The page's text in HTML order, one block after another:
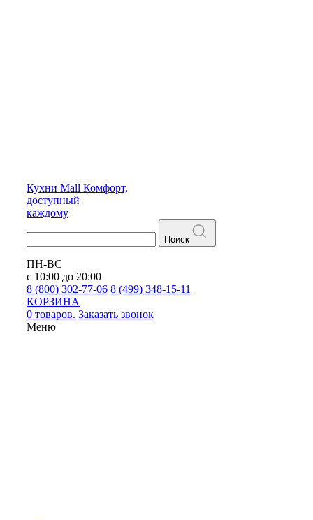
Кухни Mall Комфорт,
доступный
каждому
Поиск
ПН-ВС
с 10:00 до 20:00
8 (800) 302-77-06 8 (499) 348-15-11
КОРЗИНА
0 товаров. Заказать звонок
Меню